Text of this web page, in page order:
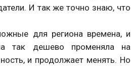
И так же точно знаю, что
для региона времена, и
так дешево променяла на
и продолжает менять. Но